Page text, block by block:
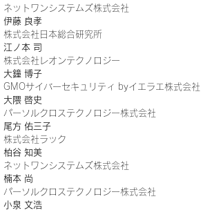
ネットワンシステムズ株式会社
伊藤 良孝
株式会社日本総合研究所
江ノ本 司
株式会社レオンテクノロジー
大鐘 博子
GMOサイバーセキュリティ byイエラエ株式会社
大隈 啓史
パーソルクロステクノロジー株式会社
尾方 佑三子
株式会社ラック
柏谷 知美
ネットワンシステムズ株式会社
楠本 尚
パーソルクロステクノロジー株式会社
小泉 文浩